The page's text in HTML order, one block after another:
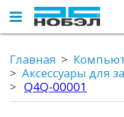
Главная
Аксессуары для
Q4Q-00001